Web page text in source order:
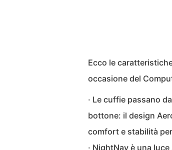
Ecco le
occasione del
· Le cuffie passano
bottone: il design
comfort e stabilità
· NightNav è una